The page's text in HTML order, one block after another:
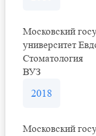
Московский
университет
Стоматология
ВУЗ
2018
Московский